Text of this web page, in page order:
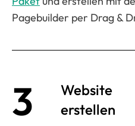
Pagebuilder per Drag &
3
Website
erstellen